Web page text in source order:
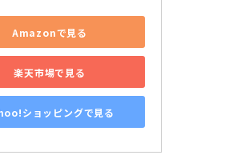
Amazonで見る
楽天市場で見る
ショッピングで見る